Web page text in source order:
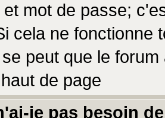
mot de passe;
cela ne fonctionne
peut que le
de page
je pas besoin